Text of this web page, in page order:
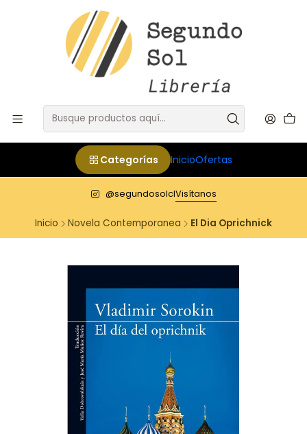
Categorías InicioOfertas
@segundosolclVisítanos
Inicio Novela Contemporanea El Dia Oprichnick